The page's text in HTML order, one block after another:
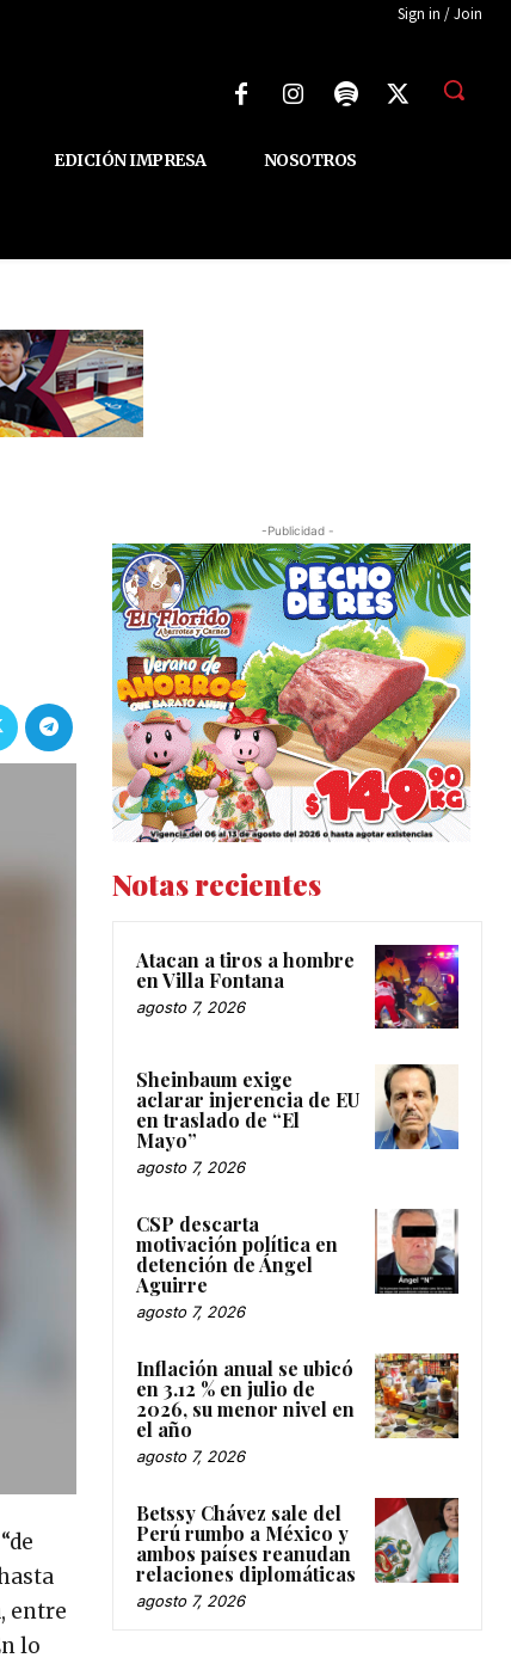
Sign in / Join
EDICIÓN IMPRESA NOSOTROS
entre
lo
-Publicidad -
Notas recientes
Atacan a tiros a hombre
en Villa Fontana
agosto 7, 2026
Sheinbaum exige
aclarar injerencia de EU
en traslado de “El
Mayo”
agosto 7, 2026
CSP descarta
motivación política en
detención de Ángel
Aguirre
agosto 7, 2026
Inflación anual se ubicó
en 3.12 % en julio de
2026, su menor nivel en
el año
agosto 7, 2026
Betssy Chávez sale del
Perú rumbo a México y
ambos países reanudan
relaciones diplomáticas
agosto 7, 2026